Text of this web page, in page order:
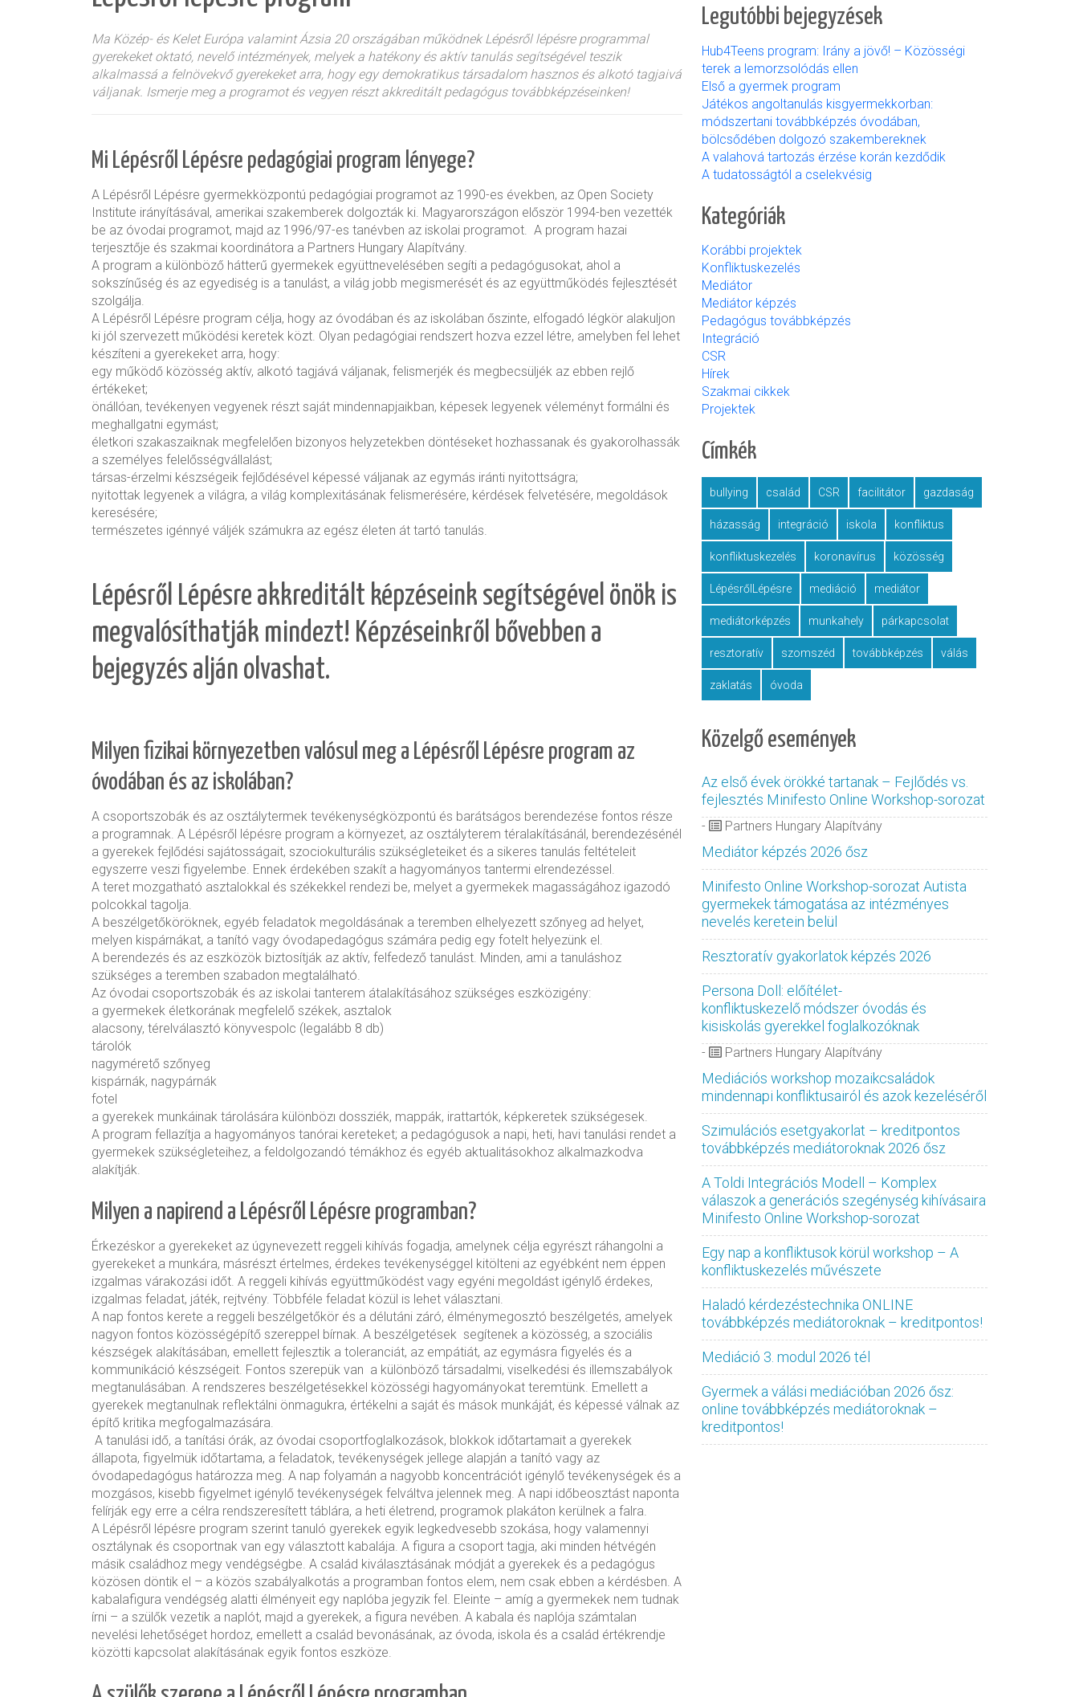
Ma Közép- és Kelet Európa valamint Ázsia 20 országában működnek Lépésről lépésre programmal
gyerekeket oktató, nevelő intézmények, melyek a hatékony és aktív tanulás segítségével teszik
alkalmassá a felnövekvő gyerekeket arra, hogy egy demokratikus társadalom hasznos és alkotó tagjaivá
váljanak. Ismerje meg a programot és vegyen részt akkreditált pedagógus továbbképzéseinken!
Mi Lépésről Lépésre pedagógiai program lényege?
A Lépésről Lépésre gyermekközpontú pedagógiai programot az 1990-es években, az Open Society
Institute irányításával, amerikai szakemberek dolgozták ki. Magyarországon először 1994-ben vezették
be az óvodai programot, majd az 1996/97-es tanévben az iskolai programot. A program hazai
terjesztője és szakmai koordinátora a Partners Hungary Alapítvány.
A program a különböző hátterű gyermekek együttnevelésében segíti a pedagógusokat, ahol a
sokszínűség és az egyediség is a tanulást, a világ jobb megismerését és az együttműködés fejlesztését
szolgálja.
A Lépésről Lépésre program célja, hogy az óvodában és az iskolában őszinte, elfogadó légkör alakuljon
ki jól szervezett működési keretek közt. Olyan pedagógiai rendszert hozva ezzel létre, amelyben fel lehet
készíteni a gyerekeket arra, hogy:
egy működő közösség aktív, alkotó tagjává váljanak, felismerjék és megbecsüljék az ebben rejlő
értékeket;
önállóan, tevékenyen vegyenek részt saját mindennapjaikban, képesek legyenek véleményt formálni és
meghallgatni egymást;
életkori szakaszaiknak megfelelően bizonyos helyzetekben döntéseket hozhassanak és gyakorolhassák
a személyes felelősségvállalást;
társas-érzelmi készségeik fejlődésével képessé váljanak az egymás iránti nyitottságra;
nyitottak legyenek a világra, a világ komplexitásának felismerésére, kérdések felvetésére, megoldások
keresésére;
természetes igénnyé váljék számukra az egész életen át tartó tanulás.
Lépésről Lépésre akkreditált képzéseink segítségével önök is
megvalósíthatják mindezt! Képzéseinkről bővebben a
bejegyzés alján olvashat.
Milyen fizikai környezetben valósul meg a Lépésről Lépésre program az
óvodában és az iskolában?
A csoportszobák és az osztálytermek tevékenységközpontú és barátságos berendezése fontos része
a programnak. A Lépésről lépésre program a környezet, az osztályterem téralakításánál, berendezésénél
a gyerekek fejlődési sajátosságait, szociokulturális szükségleteiket és a sikeres tanulás feltételeit
egyszerre veszi figyelembe. Ennek érdekében szakít a hagyományos tantermi elrendezéssel.
A teret mozgatható asztalokkal és székekkel rendezi be, melyet a gyermekek magasságához igazodó
polcokkal tagolja.
A beszélgetőköröknek, egyéb feladatok megoldásának a teremben elhelyezett szőnyeg ad helyet,
melyen kispárnákat, a tanító vagy óvodapedagógus számára pedig egy fotelt helyezünk el.
A berendezés és az eszközök biztosítják az aktív, felfedező tanulást. Minden, ami a tanuláshoz
szükséges a teremben szabadon megtalálható.
Az óvodai csoportszobák és az iskolai tanterem átalakításához szükséges eszközigény:
a gyermekek életkorának megfelelő székek, asztalok
alacsony, térelválasztó könyvespolc (legalább 8 db)
tárolók
nagymérető szőnyeg
kispárnák, nagypárnák
fotel
a gyerekek munkáinak tárolására különbözı dossziék, mappák, irattartók, képkeretek szükségesek.
A program fellazítja a hagyományos tanórai kereteket; a pedagógusok a napi, heti, havi tanulási rendet a
gyermekek szükségleteihez, a feldolgozandó témákhoz és egyéb aktualitásokhoz alkalmazkodva
alakítják.
Milyen a napirend a Lépésről Lépésre programban?
Érkezéskor a gyerekeket az úgynevezett reggeli kihívás fogadja, amelynek célja egyrészt ráhangolni a
gyerekeket a munkára, másrészt értelmes, érdekes tevékenységgel kitölteni az egyébként nem éppen
izgalmas várakozási időt. A reggeli kihívás együttműködést vagy egyéni megoldást igénylő érdekes,
izgalmas feladat, játék, rejtvény. Többféle feladat közül is lehet választani.
A nap fontos kerete a reggeli beszélgetőkör és a délutáni záró, élménymegosztó beszélgetés, amelyek
nagyon fontos közösségépítő szereppel bírnak. A beszélgetések segítenek a közösség, a szociális
készségek alakításában, emellett fejlesztik a toleranciát, az empátiát, az egymásra figyelés és a
kommunikáció készségeit. Fontos szerepük van a különböző társadalmi, viselkedési és illemszabályok
megtanulásában. A rendszeres beszélgetésekkel közösségi hagyományokat teremtünk. Emellett a
gyerekek megtanulnak reflektálni önmagukra, értékelni a saját és mások munkáját, és képessé válnak az
építő kritika megfogalmazására.
A tanulási idő, a tanítási órák, az óvodai csoportfoglalkozások, blokkok időtartamait a gyerekek
állapota, figyelmük időtartama, a feladatok, tevékenységek jellege alapján a tanító vagy az
óvodapedagógus határozza meg. A nap folyamán a nagyobb koncentrációt igénylő tevékenységek és a
mozgásos, kisebb figyelmet igénylő tevékenységek felváltva jelennek meg. A napi időbeosztást naponta
felírják egy erre a célra rendszeresített táblára, a heti életrend, programok plakáton kerülnek a falra.
A Lépésről lépésre program szerint tanuló gyerekek egyik legkedvesebb szokása, hogy valamennyi
osztálynak és csoportnak van egy választott kabalája. A figura a csoport tagja, aki minden hétvégén
másik családhoz megy vendégségbe. A család kiválasztásának módját a gyerekek és a pedagógus
közösen döntik el – a közös szabályalkotás a programban fontos elem, nem csak ebben a kérdésben. A
kabalafigura vendégség alatti élményeit egy naplóba jegyzik fel. Eleinte – amíg a gyermekek nem tudnak
írni – a szülők vezetik a naplót, majd a gyerekek, a figura nevében. A kabala és naplója számtalan
nevelési lehetőséget hordoz, emellett a család bevonásának, az óvoda, iskola és a család értékrendje
közötti kapcsolat alakításának egyik fontos eszköze.
Legutóbbi bejegyzések
Hub4Teens program: Irány a jövő! – Közösségi
terek a lemorzsolódás ellen
Első a gyermek program
Játékos angoltanulás kisgyermekkorban:
módszertani továbbképzés óvodában,
bölcsődében dolgozó szakembereknek
A valahová tartozás érzése korán kezdődik
A tudatosságtól a cselekvésig
Kategóriák
Korábbi projektek
Konfliktuskezelés
Mediátor
Mediátor képzés
Pedagógus továbbképzés
Integráció
CSR
Hírek
Szakmai cikkek
Projektek
Címkék
bullying család CSR facilitátor gazdaság
házasság integráció iskola konfliktus
konfliktuskezelés koronavírus közösség
LépésrőlLépésre mediáció mediátor
mediátorképzés munkahely párkapcsolat
resztoratív szomszéd továbbképzés válás
zaklatás óvoda
Közelgő események
Az első évek örökké tartanak – Fejlődés vs.
fejlesztés Minifesto Online Workshop-sorozat
- Partners Hungary Alapítvány
Mediátor képzés 2026 ősz
Minifesto Online Workshop-sorozat Autista
gyermekek támogatása az intézményes
nevelés keretein belül
Resztoratív gyakorlatok képzés 2026
Persona Doll: előítélet-
konfliktuskezelő módszer óvodás és
kisiskolás gyerekkel foglalkozóknak
- Partners Hungary Alapítvány
Mediációs workshop mozaikcsaládok
mindennapi konfliktusairól és azok kezeléséről
Szimulációs esetgyakorlat – kreditpontos
továbbképzés mediátoroknak 2026 ősz
A Toldi Integrációs Modell – Komplex
válaszok a generációs szegénység kihívásaira
Minifesto Online Workshop-sorozat
Egy nap a konfliktusok körül workshop – A
konfliktuskezelés művészete
Haladó kérdezéstechnika ONLINE
továbbképzés mediátoroknak – kreditpontos!
Mediáció 3. modul 2026 tél
Gyermek a válási mediációban 2026 ősz:
online továbbképzés mediátoroknak –
kreditpontos!